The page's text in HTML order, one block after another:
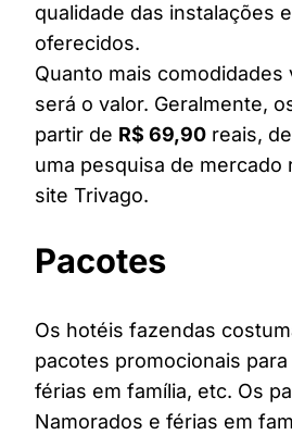
qualidade das instalações
oferecidos.
Quanto mais comodidades
será o valor. Geralmente,
partir de R$ 69,90 reais,
uma pesquisa de mercado
site Trivago.
Pacotes
Os hotéis fazendas
pacotes promocionais
férias em família, etc. Os
Namorados e férias em